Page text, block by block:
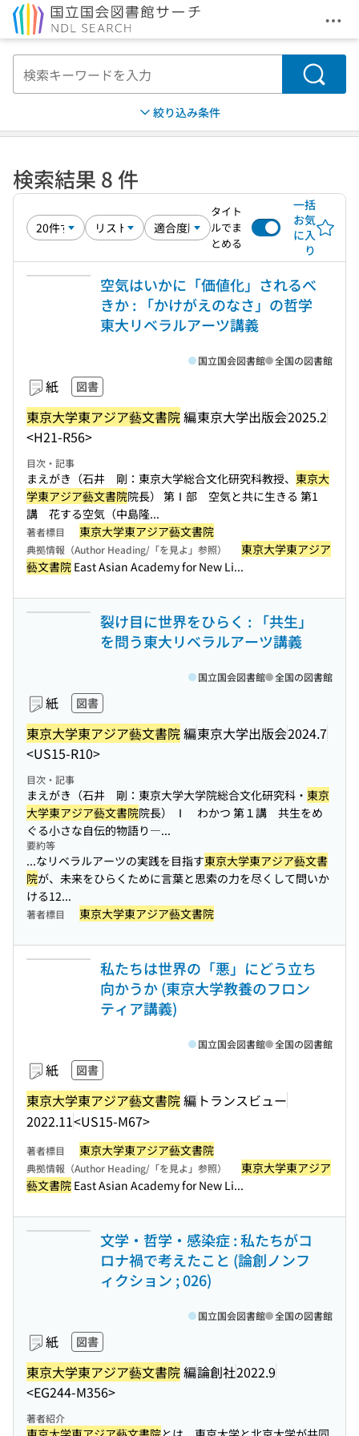
メ
検索
絞り込み条件
検索結果 8 件
タイト
ルでま
とめる
一括
お気
に入
り
空気はいかに「価値化」されるべ
きか : 「かけがえのなさ」の哲学
東大リベラルアーツ講義
紙 図書
東京大学東アジア藝文書院編東京大学出版会2025.2
<H21-R56>
国立国会図書館 全国の図書館
目次・記事
まえがき（石井 剛：東京大学総合文化研究科教授、 東京大
学東アジア藝文書院院長） 第Ⅰ部 空気と共に生きる 第1
講 花する空気（中島隆...
著者標目 東京大学東アジア藝文書院
典拠情報（Author Heading/「を見よ」参照）
東京大学東アジア
藝文書院 East Asian Academy for New Li...
裂け目に世界をひらく : 「共生」
を問う東大リベラルアーツ講義
紙 図書
東京大学東アジア藝文書院編東京大学出版会2024.7
<US15-R10>
国立国会図書館 全国の図書館
目次・記事
まえがき（石井 剛：東京大学大学院総合文化研究科・ 東京
大学東アジア藝文書院院長） Ⅰ わかつ 第１講 共生をめ
ぐる小さな自伝的物語り―...
要約等
...なリベラルアーツの実践を目指す東京大学東アジア藝文書
院が、未来をひらくために言葉と思索の力を尽くして問いか
ける12...
著者標目 東京大学東アジア藝文書院
私たちは世界の「悪」にどう立ち
向かうか (東京大学教養のフロン
ティア講義)
紙 図書
東京大学東アジア藝文書院編 トランスビュー
2022.11<US15-M67>
国立国会図書館 全国の図書館
著者標目 東京大学東アジア藝文書院
典拠情報（Author Heading/「を見よ」参照）
東京大学東アジア
藝文書院 East Asian Academy for New Li...
文学・哲学・感染症 : 私たちがコ
ロナ禍で考えたこと (論創ノンフ
ィクション ; 026)
紙 図書
東京大学東アジア藝文書院編論創社2022.9
<EG244-M356>
国立国会図書館 全国の図書館
著者紹介